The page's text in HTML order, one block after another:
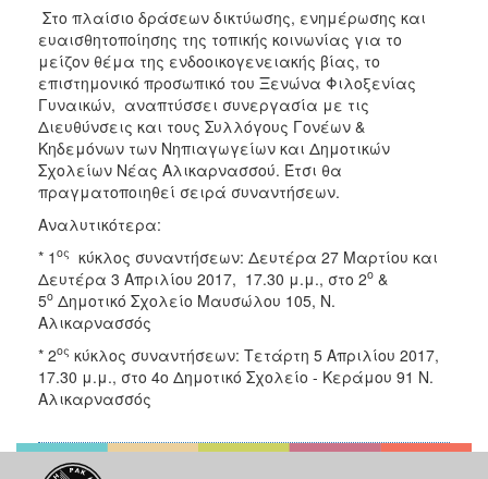
ΤΟΠΟΣ
ΠΟΛΙΤΙΣΜΟΣ
ΑΝΘΕΚΤΙΚΗ
ΠΟΛΗ
Στο πλαίσιο δράσεων δικτύωσης, ενημέρωσης και
ευαισθητοποίησης της τοπικής κοινωνίας για το
μείζον θέμα της ενδοοικογενειακής βίας, το
επιστημονικό προσωπικό του Ξενώνα Φιλοξενίας
Γυναικών, αναπτύσσει συνεργασία με τις
Διευθύνσεις και τους Συλλόγους Γονέων &
Κηδεμόνων των Νηπιαγωγείων και Δημοτικών
Σχολείων Νέας Αλικαρνασσού. Έτσι θα
πραγματοποιηθεί σειρά συναντήσεων.
Αναλυτικότερα:
* 1 ος κύκλος συναντήσεων: Δευτέρα 27 Μαρτίου και
Δευτέρα 3 Απριλίου 2017, 17.30 μ.μ., στο 2ο &
5ο Δημοτικό Σχολείο Μαυσώλου 105, Ν.
Αλικαρνασσός
* 2ος κύκλος συναντήσεων: Τετάρτη 5 Απριλίου 2017,
17.30 μ.μ., στο 4ο Δημοτικό Σχολείο - Κεράμου 91 Ν.
Αλικαρνασσός